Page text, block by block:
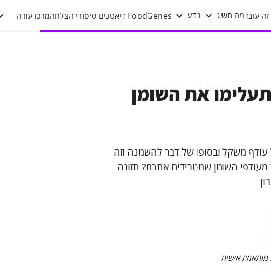
זה עובדמה תשיג מדע FoodGenes דיאטנים סיפורי הצלחהמרכז עזרה
תעלימו את השומן
עודף משקל ובסופו של דבר להשמנה וזה
השומן שמטרידים אתכם? תזונה
מותאמת אישית